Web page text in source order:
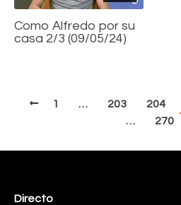
Como Alfredo por su
casa 2/3 (09/05/24)
1 … 203 204
…
270
Directo